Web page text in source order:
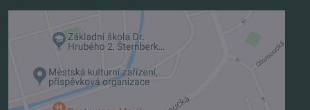
Externí obsah je blokován Volbami soukromí